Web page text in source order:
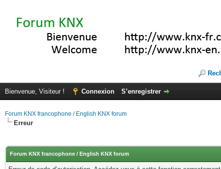
Bienvenue, Visiteur ! Connexion S’enregistrer
Forum KNX francophone / English KNX forum
Erreur
Forum KNX francophone / English KNX forum